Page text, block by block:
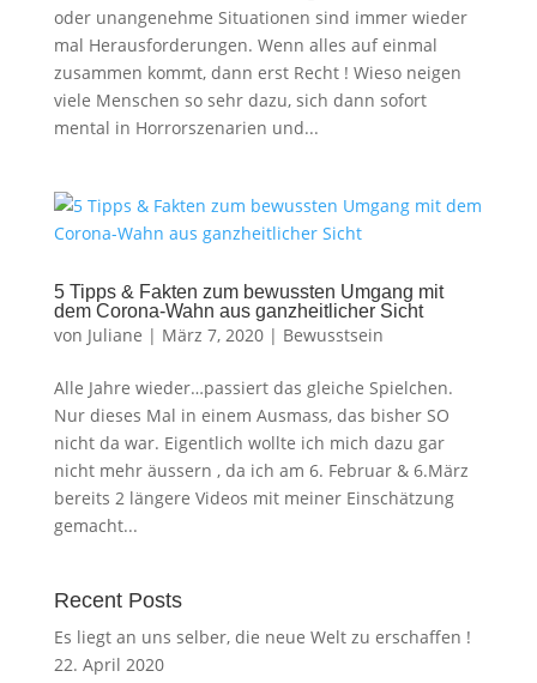
oder unangenehme Situationen sind immer wieder
mal Herausforderungen. Wenn alles auf einmal
zusammen kommt, dann erst Recht ! Wieso neigen
viele Menschen so sehr dazu, sich dann sofort
mental in Horrorszenarien und...
5 Tipps & Fakten zum bewussten Umgang mit
dem Corona-Wahn aus ganzheitlicher Sicht
von Juliane | März 7, 2020| Bewusstsein
Alle Jahre wieder…passiert das gleiche Spielchen.
Nur dieses Mal in einem Ausmass, das bisher SO
nicht da war. Eigentlich wollte ich mich dazu gar
nicht mehr äussern , da ich am 6. Februar & 6.März
bereits 2 längere Videos mit meiner Einschätzung
gemacht...
Recent Posts
Es liegt an uns selber, die neue Welt zu erschaffen !
22. April 2020